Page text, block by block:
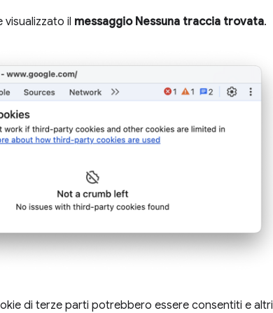
il messaggio Nessuna traccia trovata.
di terze parti potrebbero essere consentiti e altri